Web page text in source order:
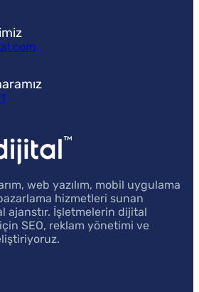
web yazılım, mobil uygulama
hizmetleri sunan
ajanstır. İşletmelerin dijital
SEO, reklam yönetimi ve